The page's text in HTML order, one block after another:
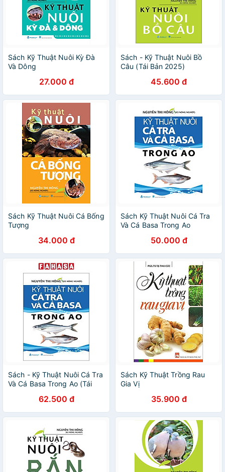
Sách Kỹ Thuật Nuôi Kỳ Đà
Và Dông
27.000 đ
Sách - Kỹ Thuật Nuôi Bồ
Câu (Tái Bản 2025)
45.600 đ
Sách Kỹ Thuật Nuôi Cá Bống
Tượng
34.000 đ
Sách Kỹ Thuật Nuôi Cá Tra
Và Cá Basa Trong Ao
50.000 đ
Sách - Kỹ Thuật Nuôi Cá Tra
Và Cá Basa Trong Ao (Tái
62.500 đ
Sách Kỹ Thuật Trồng Rau
Gia Vị
35.900 đ